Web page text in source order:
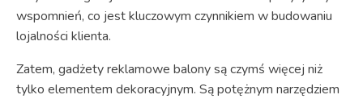
wspomnień, co jest kluczowym czynnikiem w budowaniu
lojalności klienta.
Zatem, gadżety reklamowe balony są czymś więcej niż
tylko elementem dekoracyjnym. Są potężnym narzędziem